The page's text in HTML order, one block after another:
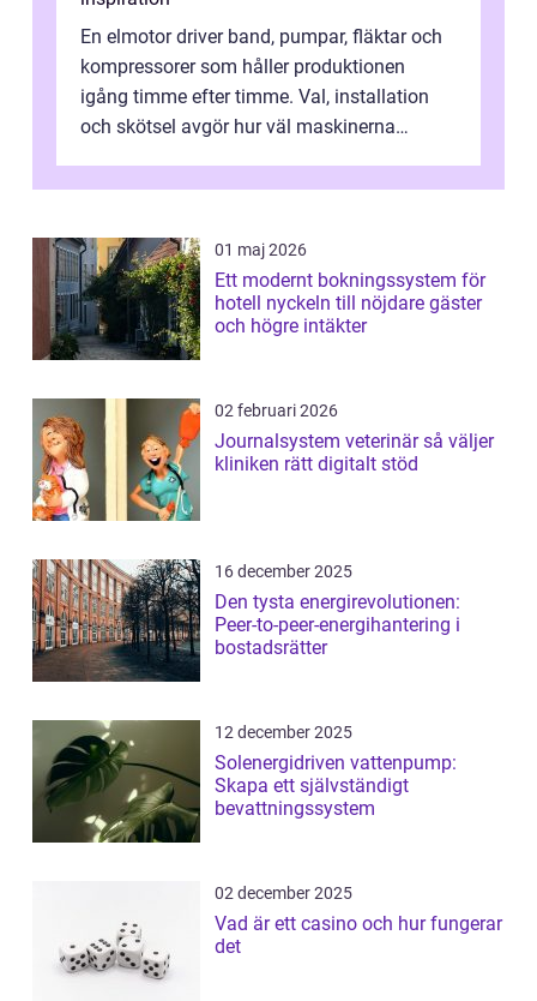
En elmotor driver band, pumpar, fläktar och
kompressorer som håller produktionen
igång timme efter timme. Val, installation
och skötsel avgör hur väl maskinerna
01 maj 2026
Ett modernt bokningssystem för
hotell nyckeln till nöjdare gäster
och högre intäkter
02 februari 2026
Journalsystem veterinär så väljer
kliniken rätt digitalt stöd
16 december 2025
Den tysta energirevolutionen:
Peer-to-peer-energihantering i
bostadsrätter
12 december 2025
Solenergidriven vattenpump:
Skapa ett självständigt
bevattningssystem
02 december 2025
Vad är ett casino och hur fungerar
det